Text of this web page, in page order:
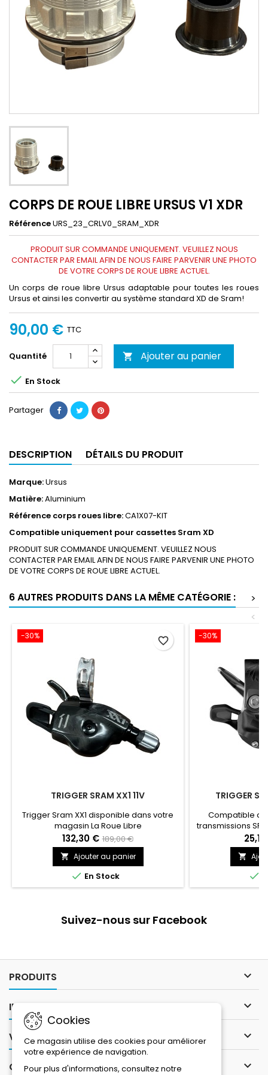
CORPS DE ROUE LIBRE URSUS V1 XDR
RéférenceURS_23_CRLV0_SRAM_XDR
PRODUIT SUR COMMANDE UNIQUEMENT. VEUILLEZ NOUS
CONTACTER PAR EMAIL AFIN DE NOUS FAIRE PARVENIR UNE PHOTO
DE VOTRE CORPS DE ROUE LIBRE ACTUEL.
Un corps de roue libre Ursus adaptable pour toutes les roues
Ursus et ainsi les convertir au système standard XD de Sram!
90,00 € TTC
Quantité  Ajouter au panier
 En Stock
Partager
DESCRIPTION DÉTAILS DU PRODUIT
Marque:Ursus
Matière:Aluminium
Référence corps roues libre:CA1X07-KIT
Compatible uniquement pour cassettes Sram XD
PRODUIT SUR COMMANDE UNIQUEMENT. VEUILLEZ NOUS
CONTACTER PAR EMAIL AFIN DE NOUS FAIRE PARVENIR UNE PHOTO
DE VOTRE CORPS DE ROUE LIBRE ACTUEL.
6 AUTRES PRODUITS DANS LA MÊME CATÉGORIE :
>
<
-30%
TRIGGER SRAM XX1 11V
Trigger Sram XX1 disponible dans votre
magasin La Roue Libre
132,30 € 189,00 €
 Ajouter au panier
 En Stock
favorite_border -30%
TRIGGER
Compatible
transmissions
levier de
passage de
Eagle™,
passage de


Suivez-nous sur Facebook
PRODUITS 
INFORMATIONS 
VOTRE COMPTE 
CONTACT 
Cookies
Ce magasin utilise des cookies pour améliorer
votre expérience de navigation.
Pour plus d'informations, consultez notre